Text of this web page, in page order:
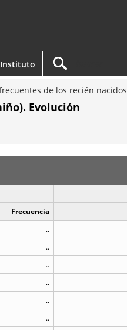
Instituto
de los recién nacidos
Evolución
Frecuencia
..
..
..
..
..
..